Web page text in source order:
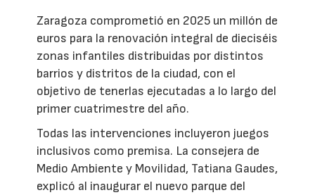
Zaragoza comprometió en 2025 un millón de
euros para la renovación integral de dieciséis
zonas infantiles distribuidas por distintos
barrios y distritos de la ciudad, con el
objetivo de tenerlas ejecutadas a lo largo del
primer cuatrimestre del año.
Todas las intervenciones incluyeron juegos
inclusivos como premisa. La consejera de
Medio Ambiente y Movilidad, Tatiana Gaudes,
explicó al inaugurar el nuevo parque del